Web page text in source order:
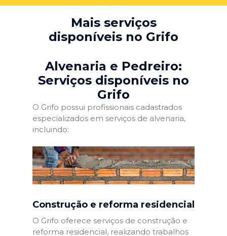
Mais serviços
disponíveis no Grifo
Alvenaria e Pedreiro:
Serviços disponíveis no
Grifo
O Grifo possui profissionais cadastrados
especializados em serviços de alvenaria,
incluindo:
Construção e reforma residencial
O Grifo oferece serviços de construção e
reforma residencial, realizando trabalhos